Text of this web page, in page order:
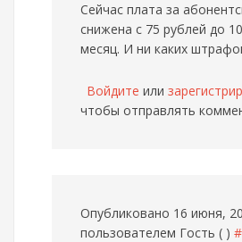
Сейчас плата за
снижена с 75 рублей до
месяц. И ни каких
Войдите или
чтобы отправлять
Опубликовано 16 июня,
пользователем Гость ( ) #